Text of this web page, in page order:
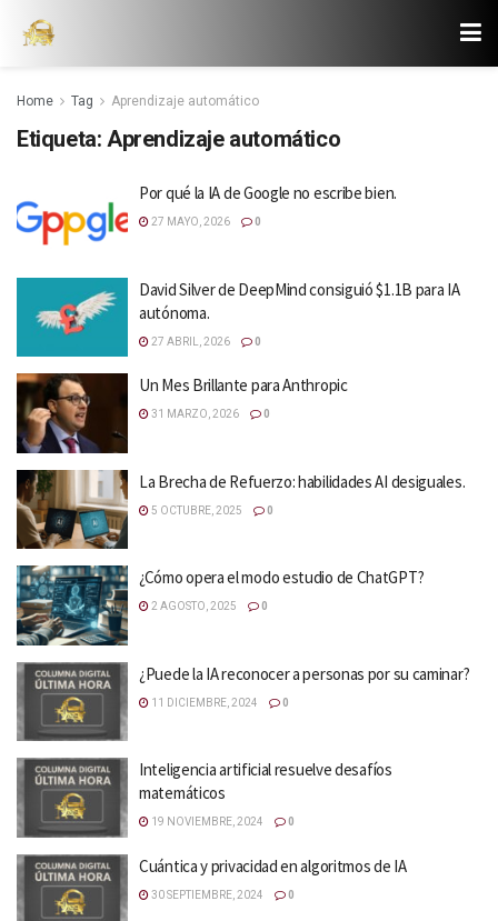
Home Tag Aprendizaje automático
Etiqueta: Aprendizaje automático
Por qué la IA de Google no escribe bien.
27 MAYO, 2026 0
David Silver de DeepMind consiguió $1.1B para IA
autónoma.
27 ABRIL, 2026 0
Un Mes Brillante para Anthropic
31 MARZO, 2026 0
La Brecha de Refuerzo: habilidades AI desiguales.
5 OCTUBRE, 2025 0
¿Cómo opera el modo estudio de ChatGPT?
2 AGOSTO, 2025 0
¿Puede la IA reconocer a personas por su caminar?
11 DICIEMBRE, 2024 0
Inteligencia artificial resuelve desafíos
matemáticos
19 NOVIEMBRE, 2024 0
Cuántica y privacidad en algoritmos de IA
30 SEPTIEMBRE, 2024 0